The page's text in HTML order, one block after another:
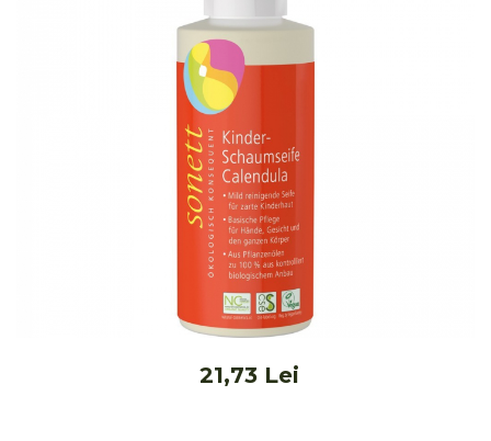
Ceaiuri diverse si accesorii
Vinuri, bere si alte bauturi
Seminte bio pentru germinat
Seminte din plante oleaginoase
21,73 Lei